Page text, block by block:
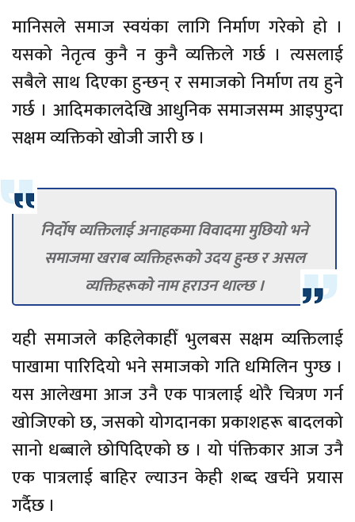
मानिसले समाज स्वयंका लागि निर्माण गरेको हो ।
यसको नेतृत्व कुनै न कुनै व्यक्तिले गर्छ । त्यसलाई
सबैले साथ दिएका हुन्छन् र समाजको निर्माण तय हुने
गर्छ । आदिमकालदेखि आधुनिक समाजसम्म आइपुग्दा
सक्षम व्यक्तिको खोजी जारी छ ।
निर्दोष व्यक्तिलाई अनाहकमा विवादमा मुछियो भने
समाजमा खराब व्यक्तिहरूको उदय हुन्छ र असल
व्यक्तिहरूको नाम हराउन थाल्छ ।
यही समाजले कहिलेकाहीँ भुलबस सक्षम व्यक्तिलाई
पाखामा पारिदियो भने समाजको गति धमिलिन पुग्छ ।
यस आलेखमा आज उनै एक पात्रलाई थोरै चित्रण गर्न
खोजिएको छ, जसको योगदानका प्रकाशहरू बादलको
सानो धब्बाले छोपिदिएको छ । यो पंक्तिकार आज उनै
एक पात्रलाई बाहिर ल्याउन केही शब्द खर्चने प्रयास
गर्दैछ ।